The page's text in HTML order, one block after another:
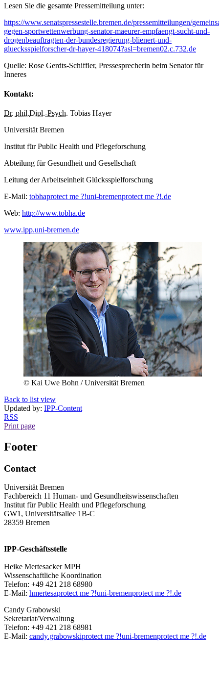
Lesen Sie die gesamte Pressemitteilung unter:
https://www.senatspressestelle.bremen.de/pressemitteilungen/
gegen-sportwettenwerbung-senator-maeurer-empfaengt-sucht-und-
drogenbeauftragten-der-bundesregierung-blienert-und-
gluecksspielforscher-dr-hayer-418074?asl=bremen02.c.732.de
Quelle: Rose Gerdts-Schiffler, Pressesprecherin beim Senator für
Inneres
Kontakt:
Dr. phil.Dipl.-Psych. Tobias Hayer
Universität Bremen
Institut fürPublic Health und Pflegeforschung
Abteilung für Gesundheit und Gesellschaft
Leitung der Arbeitseinheit Glücksspielforschung
E-Mail: tobhaprotect me ?!uni-bremenprotect me ?!.de
Web: http://www.tobha.de
www.ipp.uni-bremen.de
© Kai Uwe Bohn / Universität Bremen
Back to list view
Updated by: IPP-Content
RSS
Print page
Footer
Contact
Universität Bremen
Fachbereich 11 Human- und Gesundheitswissenschaften
Institut für Public Health und Pflegeforschung
GW1, Universitätsallee 1B-C
28359 Bremen
IPP-Geschäftsstelle
Heike Mertesacker MPH
Wissenschaftliche Koordination
Telefon: +49 421 218 68980
E-Mail: hmertesaprotect me ?!uni-bremenprotect me ?!.de
Candy Grabowski
Sekretariat/Verwaltung
Telefon: +49 421 218 68981
E-Mail: candy.grabowskiprotect me ?!uni-bremenprotect me ?!.de